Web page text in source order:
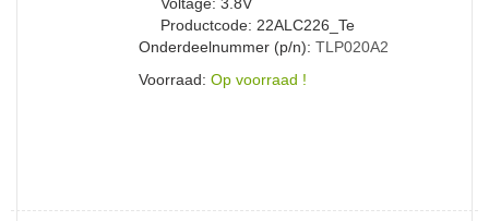
Productcode: 22ALC226_Te
Onderdeelnummer (p/n): TLP020A2
Voorraad: Op voorraad !